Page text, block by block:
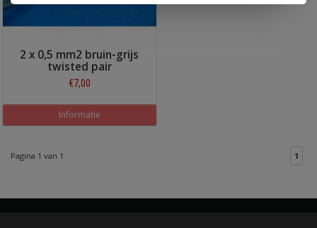
2 x 0,5 mm2 bruin-grijs
twisted pair
€7,00
Informatie
Pagina 1 van 1 1